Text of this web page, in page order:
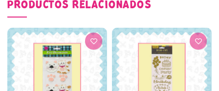
PRODUCTOS RELACIONADOS